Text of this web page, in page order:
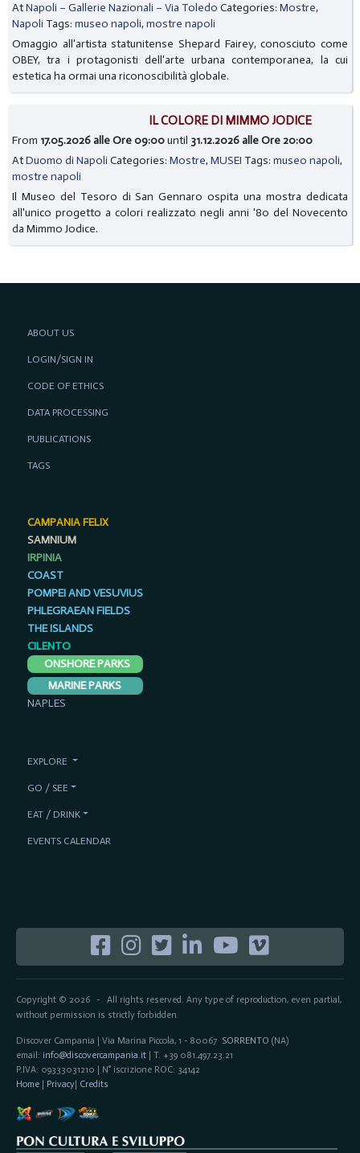
AtNapoli – Gallerie Nazionali – Via Toledo Categories:Mostre,
Napoli Tags:museo napoli,mostre napoli
Omaggio all'artista statunitense Shepard Fairey, conosciuto come
OBEY, tra i protagonisti dell'arte urbana contemporanea, la cui
estetica ha ormai una riconoscibilità globale.
IL COLORE DI MIMMO JODICE
From17.05.2026 alle Ore 09:00until 31.12.2026 alle Ore 20:00
AtDuomo di Napoli Categories:Mostre,MUSEI Tags:museo napoli,
mostre napoli
Il Museo del Tesoro di San Gennaro ospita una mostra dedicata
all'unico progetto a colori realizzato negli anni '80 del Novecento
da Mimmo Jodice.
Copyright © 2026- All rights reserved. Any type of reproduction, even partial,
without permission is strictly forbidden.
Discover Campania | Via Marina Piccola, 1 - 80067 SORRENTO (NA)
email: info@discovercampania.it| T. +39 081.497.23.21
P.IVA: 09333031210 | N° iscrizione ROC: 34142
Home| Privacy| Credits
ABOUT US
LOGIN/SIGN IN
CODE OF ETHICS
DATA PROCESSING
PUBLICATIONS
TAGS
CAMPANIA FELIX
SAMNIUM
IRPINIA
COAST
POMPEI AND VESUVIUS
PHLEGRAEAN FIELDS
THE ISLANDS
CILENTO
ONSHORE PARKS
MARINE PARKS
NAPLES
EXPLORE
GO / SEE
EAT / DRINK
EVENTS CALENDAR